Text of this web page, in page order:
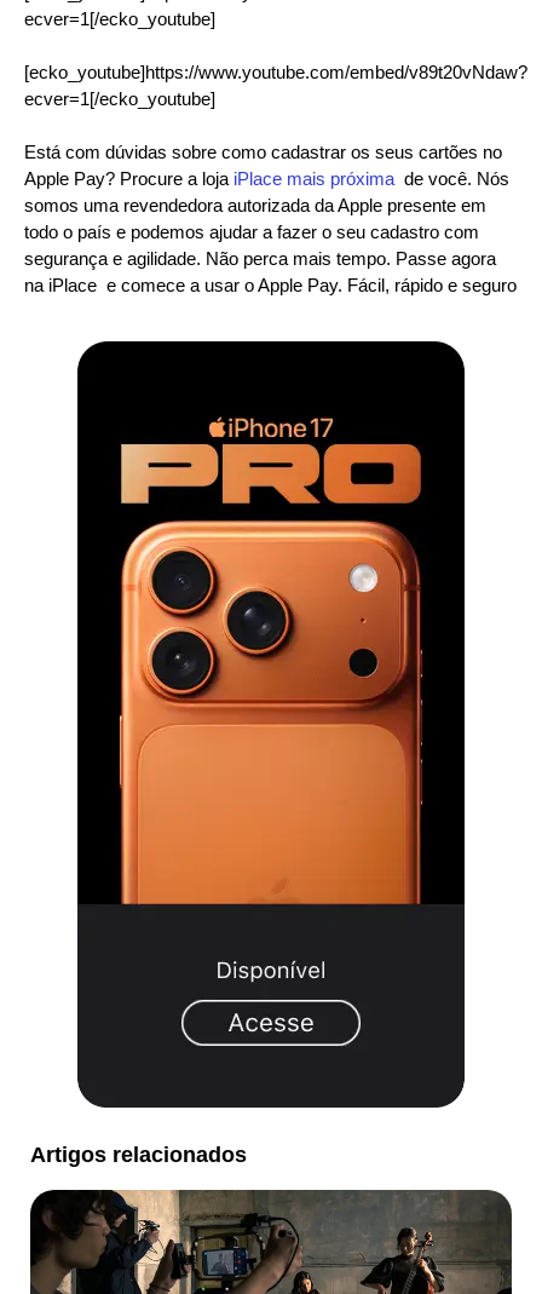
ecver=1[/ecko_youtube]
[ecko_youtube]https://www.youtube.com/embed/v89t20vNdaw?
ecver=1[/ecko_youtube]
Está com dúvidas sobre como cadastrar os seus cartões no
Apple Pay? Procure a loja iPlace mais próxima de você. Nós
somos uma revendedora autorizada da Apple presente em
todo o país e podemos ajudar a fazer o seu cadastro com
segurança e agilidade. Não perca mais tempo. Passe agora
na iPlace e comece a usar o Apple Pay. Fácil, rápido e seguro
Artigos relacionados